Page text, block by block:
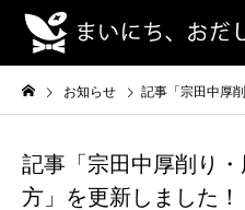
お知らせ 記事「宗田中厚削り
記事「宗田中厚削り
方」を更新しました！